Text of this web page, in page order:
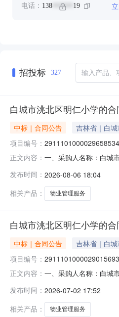
电话： 138 ****** 19
招投标 327
白城市洮北区明仁小学的
中标｜合同公告 吉林省｜白
项目编号： 2911101000029658534
正文内容： 一、采购人名称：白城
务要求或标的基本概况
发布时间： 2026-08-06 18:04
相关产品：
物业管理服务
白城市洮北区明仁小学的
中标｜合同公告 吉林省｜白
项目编号： 2911101000029015693
正文内容： 一、采购人名称：白城
务要求或标的基本概况
发布时间： 2026-07-02 17:52
相关产品：
物业管理服务